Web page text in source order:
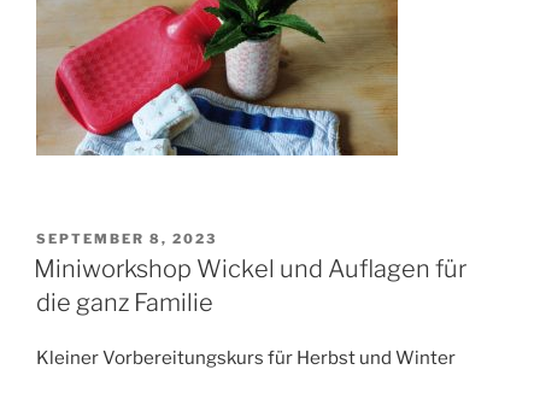
VERÖFFENTLICHT
AM
SEPTEMBER 8, 2023
Miniworkshop Wickel und Auflagen für
die ganz Familie
Kleiner Vorbereitungskurs für Herbst und Winter